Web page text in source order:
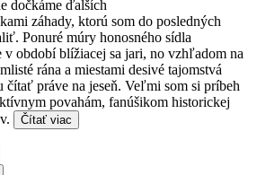
dočkáme ďalších
záhady, ktorú som do posledných
Ponuré múry honosného sídla
v období blížiacej sa jari, no vzhľadom na
rána a miestami desivé tajomstvá
čítať práve na jeseň. Veľmi som si príbeh
povahám, fanúšikom historickej
Čítať viac